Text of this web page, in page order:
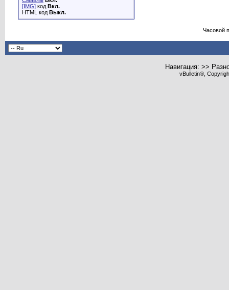
[IMG] код Вкл.
HTML код Выкл.
Часовой
Навигация: >>
vBulletin®,